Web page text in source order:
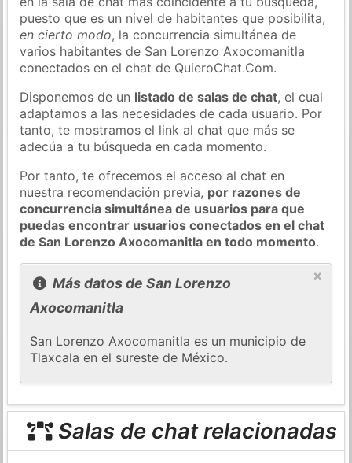
puesto que es un nivel de habitantes que posibilita,
en cierto modo, la concurrencia simultánea de
varios habitantes de San Lorenzo Axocomanitla
conectados en el chat de QuieroChat.Com.
Disponemos de un listado de salas de chat, el cual
adaptamos a las necesidades de cada usuario. Por
tanto, te mostramos el link al chat que más se
adecúa a tu búsqueda en cada momento.
Por tanto, te ofrecemos el acceso al chat en
nuestra recomendación previa, por razones de
concurrencia simultánea de usuarios para que
puedas encontrar usuarios conectados en el chat
de San Lorenzo Axocomanitla en todo momento.
×
Más datos de San Lorenzo
Axocomanitla
San Lorenzo Axocomanitla es un municipio de
Tlaxcala en el sureste de México.
Salas de chat relacionadas